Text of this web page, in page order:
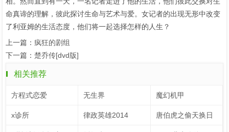
命真谛的理解，彼此探讨生命与艺术与爱。女记者的出现无形中改变
了利亚姆的生活态度，他们将一起选择怎样的人生？
上一篇： 疯狂的剧组
下一篇： 楚乔传[dvd版]
相关推荐
方程式恋爱 无生界 魔幻机甲
x诊所 律政英雄2014 唐伯虎之偷天换日